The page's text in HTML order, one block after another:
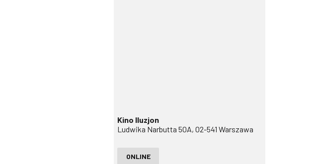
Kino Iluzjon
Ludwika Narbutta 50A, 02-541 Warszawa
ONLINE